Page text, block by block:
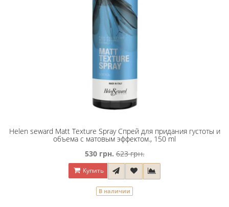
Helen seward Matt Texture Spray Спрей для придания густоты и
объема с матовым эффектом., 150 ml
530 грн. 623 грн.
Купить
В наличии